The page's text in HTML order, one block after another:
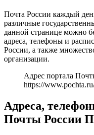
Почта России каждый
различные
данной странице можно
адреса, телефоны и
России, а также
организации.
Адрес портала
https://
Адреса,
Почты России